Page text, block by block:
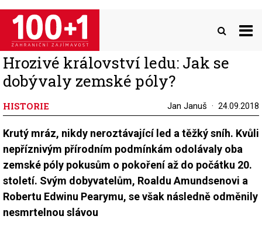
Přejít
hlavnímu
obsahu
Hrozivé království ledu: Jak se
dobývaly zemské póly?
HISTORIE Jan Januš 24.09.2018
Krutý mráz, nikdy neroztávající led a těžký sníh. Kvůli
nepříznivým přírodním podmínkám odolávaly oba
zemské póly pokusům o pokoření až do počátku 20.
století. Svým dobyvatelům, Roaldu Amundsenovi a
Robertu Edwinu Pearymu, se však následně odměnily
nesmrtelnou slávou